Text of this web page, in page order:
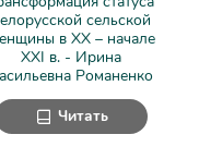
сельской
в ХХ – начале
ХХI в. - Ирина
Романенко
Читать